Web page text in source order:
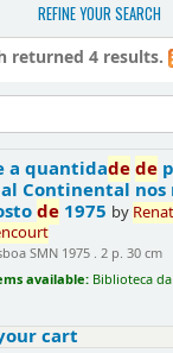
REFINE YOUR SEARCH
returned 4 results.
a quantidadede
Continental nos
de 1975 by
SMN 1975 . 2 p. 30 cm
available: Biblioteca da
cart